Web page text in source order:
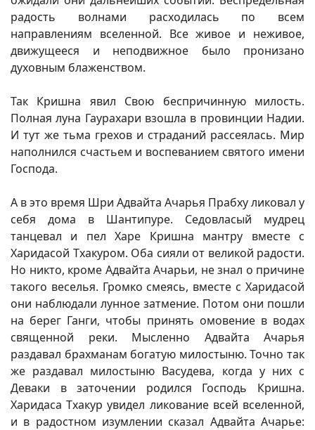
радость волнами расходилась по всем
направлениям вселенной. Все живое и неживое,
движущееся и неподвижное было пронизано
духовным блаженством.
Так Кришна явил Свою беспричинную милость.
Полная луна Гаурахари взошла в провинции Надии.
И тут же тьма грехов и страданий рассеялась. Мир
наполнился счастьем и воспеванием святого имени
Господа.
А в это время Шри Адвайта Ачарья Прабху ликовал у
себя дома в Шантипуре. Седовласый мудрец
танцевал и пел Харе Кришна мантру вместе с
Харидасой Тхакуром. Оба сияли от великой радости.
Но никто, кроме Адвайта Ачарьи, не знал о причине
такого веселья. Громко смеясь, вместе с Харидасой
они наблюдали лунное затмение. Потом они пошли
на берег Ганги, чтобы принять омовение в водах
священной реки. Мысленно Адвайта Ачарья
раздавал брахманам богатую милостыню. Точно так
же раздавал милостыню Васудева, когда у них с
Деваки в заточении родился Господь Кришна.
Харидаса Тхакур увидел ликование всей вселенной,
и в радостном изумлении сказал Адвайта Ачарье: